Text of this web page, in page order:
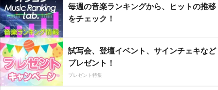
毎週の音楽ランキングから、ヒットの推移
をチェック！
試写会、登壇イベント、サインチェキなど
プレゼント！
プレゼント特集